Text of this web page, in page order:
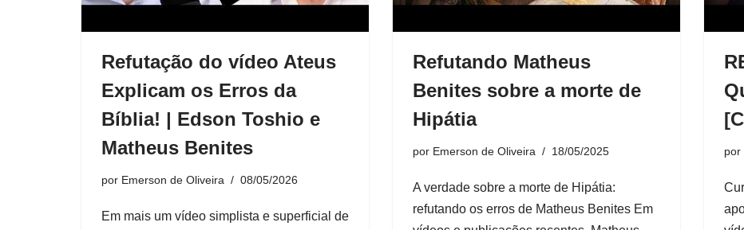
Refutação do vídeo Ateus
Explicam os Erros da
Bíblia! | Edson Toshio e
Matheus Benites
por Emerson de Oliveira 08/05/2026
Em mais um vídeo simplista e superficial de
Refutando Matheus
Benites sobre a morte de
Hipátia
por Emerson de Oliveira 18/05/2025
A verdade sobre a morte de Hipátia:
refutando os erros de Matheus Benites Em
por